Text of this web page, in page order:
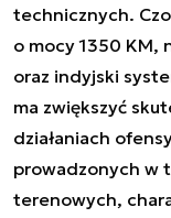
technicznych.
o mocy 1350 KM,
oraz indyjski
ma zwiększyć
działaniach
prowadzonych w
terenowych,